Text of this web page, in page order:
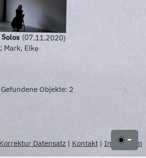
Toggle
(07.11.2020)
Mark, Elke
Gefundene Objekte: 2
Korrektur Datensatz | Kontakt | Impressum